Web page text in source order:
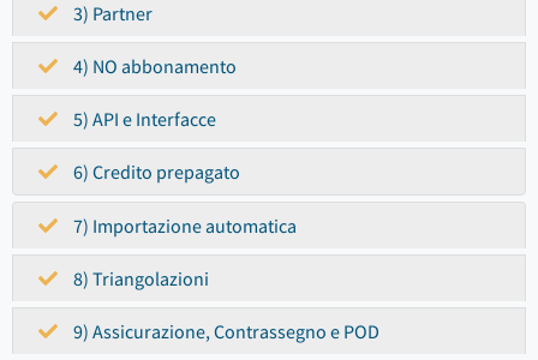
3) Partner
4) NO abbonamento
5) API e Interfacce
6) Credito prepagato
7) Importazione automatica
8) Triangolazioni
9) Assicurazione, Contrassegno e POD